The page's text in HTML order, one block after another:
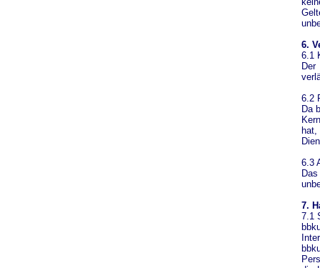
6.
6.1
6.2
Da
6.3
7.
7.1